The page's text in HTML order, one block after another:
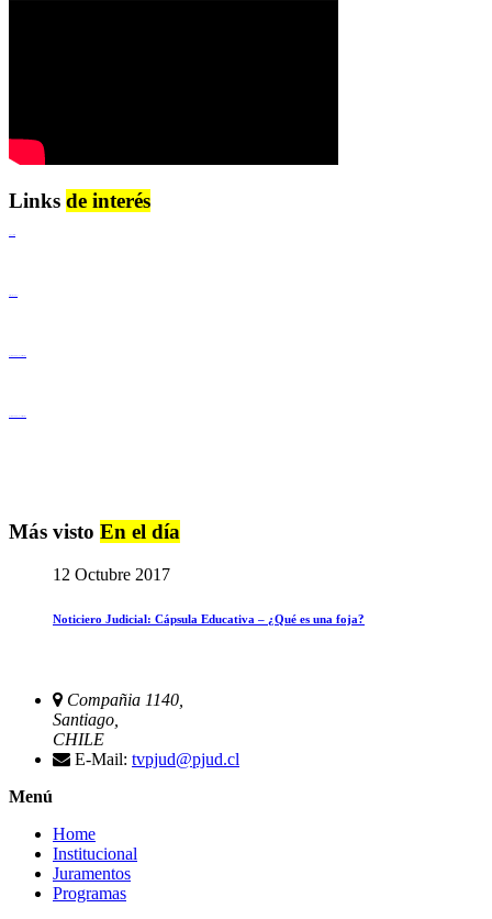
Links de interés
Más visto En el día
12 Octubre 2017
Noticiero Judicial: Cápsula Educativa – ¿Qué es una foja?
Compañia 1140,
Santiago,
CHILE
E-Mail: tvpjud@pjud.cl
Menú
Home
Institucional
Juramentos
Programas